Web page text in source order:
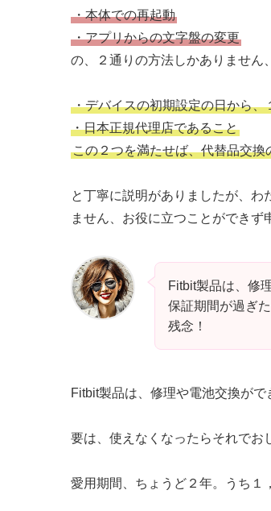
・本体での再起動
・アプリからの文字盤の変更
の、２通りの方法しかありません
・デバイスの初期設定の日から
・日本正規代理店であること
この２つを満たせば、代替品交換
と丁寧に説明がありましたが、わ
ません、お役に立つことができず
Fitbit製品は、修
保証期間が過ぎ
残念！
Fitbit製品は、修理や電池交換がで
要は、使えなくなったらそれでお
愛用期間、ちょうど２年。うち１